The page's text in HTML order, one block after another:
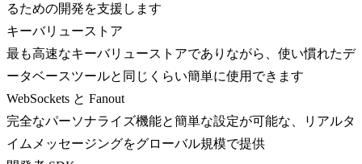
るための開発を支援します
キーバリューストア
最も高速なキーバリューストアでありながら、使い慣れたデ
ータベースツールと同じくらい簡単に使用できます
WebSockets と Fanout
完全なパーソナライズ機能と簡単な設定が可能な、リアルタ
イムメッセージングをグローバル規模で提供